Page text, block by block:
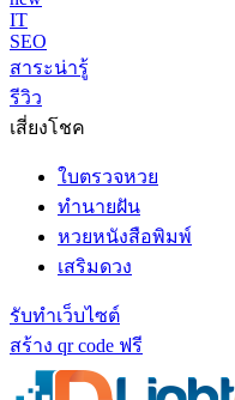
IT
SEO
สาระน่ารู้
รีวิว
เสี่ยงโชค
ใบตรวจหวย
ทำนายฝัน
หวยหนังสือพิมพ์
เสริมดวง
รับทำเว็บไซต์
สร้าง qr code ฟรี